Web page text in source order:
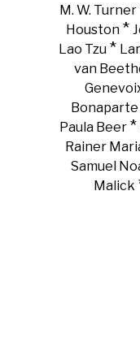
M. W. Turner
Houston*
Lao Tzu*
van
Bonaparte
Paula Beer*
Rainer
Samuel
Malick